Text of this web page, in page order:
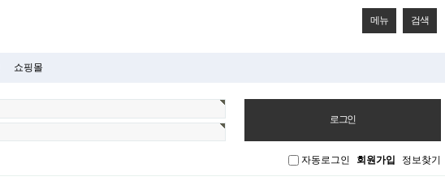
메뉴 검색
쇼핑몰
자동로그인 회원가입 정보찾기